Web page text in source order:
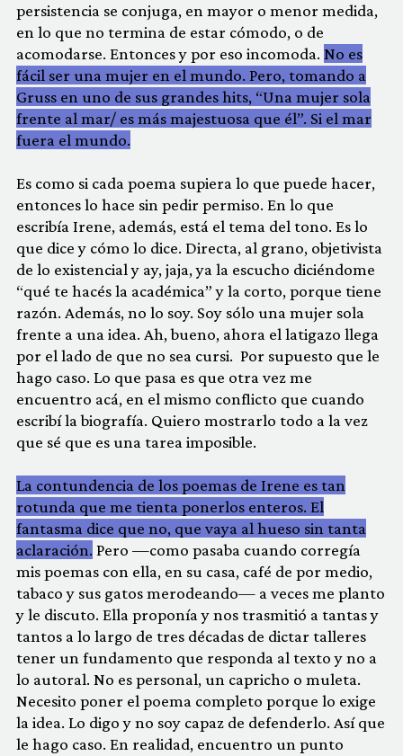
persistencia se conjuga, en mayor o menor medida,
en lo que no termina de estar cómodo, o de
acomodarse. Entonces y por eso incomoda. No es
fácil ser una mujer en el mundo. Pero, tomando a
Gruss en uno de sus grandes hits, “Una mujer sola
frente al mar/ es más majestuosa que él”. Si el mar
fuera el mundo.
Es como si cada poema supiera lo que puede hacer,
entonces lo hace sin pedir permiso. En lo que
escribía Irene, además, está el tema del tono. Es lo
que dice y cómo lo dice. Directa, al grano, objetivista
de lo existencial y ay, jaja, ya la escucho diciéndome
“qué te hacés la académica” y la corto, porque tiene
razón. Además, no lo soy. Soy sólo una mujer sola
frente a una idea. Ah, bueno, ahora el latigazo llega
por el lado de que no sea cursi. Por supuesto que le
hago caso. Lo que pasa es que otra vez me
encuentro acá, en el mismo conflicto que cuando
escribí la biografía. Quiero mostrarlo todo a la vez
que sé que es una tarea imposible.
La contundencia de los poemas de Irene es tan
rotunda que me tienta ponerlos enteros. El
fantasma dice que no, que vaya al hueso sin tanta
aclaración. Pero —como pasaba cuando corregía
mis poemas con ella, en su casa, café de por medio,
tabaco y sus gatos merodeando— a veces me planto
y le discuto. Ella proponía y nos trasmitió a tantas y
tantos a lo largo de tres décadas de dictar talleres
tener un fundamento que responda al texto y no a
lo autoral. No es personal, un capricho o muleta.
Necesito poner el poema completo porque lo exige
la idea. Lo digo y no soy capaz de defenderlo. Así que
le hago caso. En realidad, encuentro un punto